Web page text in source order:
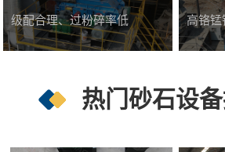
级配合理、过粉碎率低 高铬
热门砂石设